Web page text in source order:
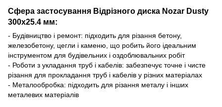
Сфера застосування Відрізного диска Nozar Dusty
300х25.4 мм:
- Будівництво і ремонт: підходить для різання бетону,
железобетону, цегли і каменю, що робить його ідеальним
інструментом для будівельних і оздоблювальних робіт
- Роботи з укладання труб і кабелів: забезпечує точне і чисте
різання для прокладання труб і кабелів у різних матеріалах
- Металообробка: підходить для різання металу і інших
металевих матеріалів